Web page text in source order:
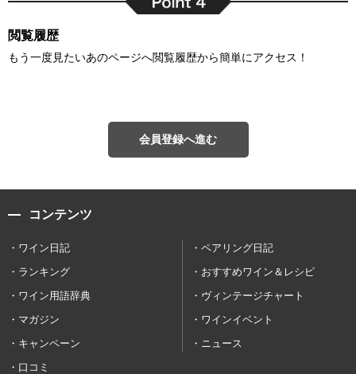
閲覧履歴
もう一度見たいあのページへ閲覧履歴から簡単にアクセス！
会員登録へ進む
コンテンツ
ワイン日記
ペアリング日記
ランキング
おすすめワイン＆レシピ
ワイン用語辞典
ヴィンテージチャート
マガジン
ワインイベント
キャンペーン
ニュース
口コミ